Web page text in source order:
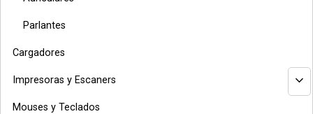
Parlantes
Cargadores
Impresoras y Escaners
Mouses y Teclados